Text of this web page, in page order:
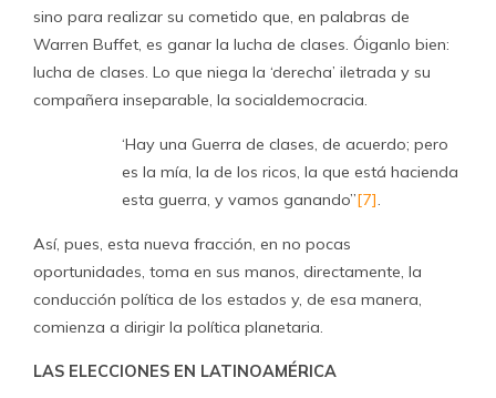
sino para realizar su cometido que, en palabras de
Warren Buffet, es ganar la lucha de clases. Óiganlo bien:
lucha de clases. Lo que niega la ‘derecha’ iletrada y su
compañera inseparable, la socialdemocracia.
‘Hay una Guerra de clases, de acuerdo; pero
es la mía, la de los ricos, la que está hacienda
esta guerra, y vamos ganando”[7].
Así, pues, esta nueva fracción, en no pocas
oportunidades, toma en sus manos, directamente, la
conducción política de los estados y, de esa manera,
comienza a dirigir la política planetaria.
LAS ELECCIONES EN LATINOAMÉRICA